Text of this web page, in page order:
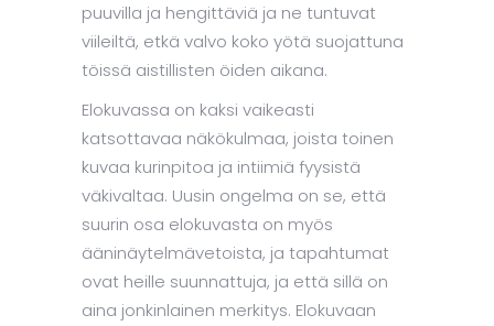
puuvilla ja hengittäviä ja ne tuntuvat
viileiltä, ​​etkä valvo koko yötä suojattuna
töissä aistillisten öiden aikana.
Elokuvassa on kaksi vaikeasti
katsottavaa näkökulmaa, joista toinen
kuvaa kurinpitoa ja intiimiä fyysistä
väkivaltaa. Uusin ongelma on se, että
suurin osa elokuvasta on myös
ääninäytelmävetoista, ja tapahtumat
ovat heille suunnattuja, ja että sillä on
aina jonkinlainen merkitys. Elokuvaan